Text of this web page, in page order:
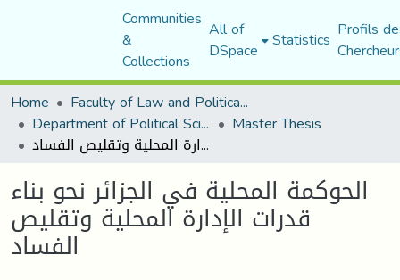
Communities
&
Collections
All of
DSpace Statistics Profils
Home
Faculty of Law and Political Science
Department of Political Sciences Master Thesis
الحوكمة المحلية في الجزائر نحو بناء قدرات الإدارة المحلية وتقليص الفساد
الحوكمة المحلية في الجزائر نحو بناء
قدرات الإدارة المحلية وتقليص
الفساد